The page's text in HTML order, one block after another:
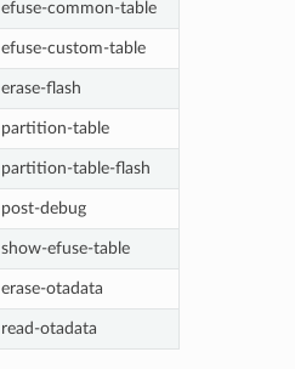
efuse-common-table
efuse-custom-table
erase-flash
partition-table
partition-table-flash
post-debug
show-efuse-table
erase-otadata
read-otadata